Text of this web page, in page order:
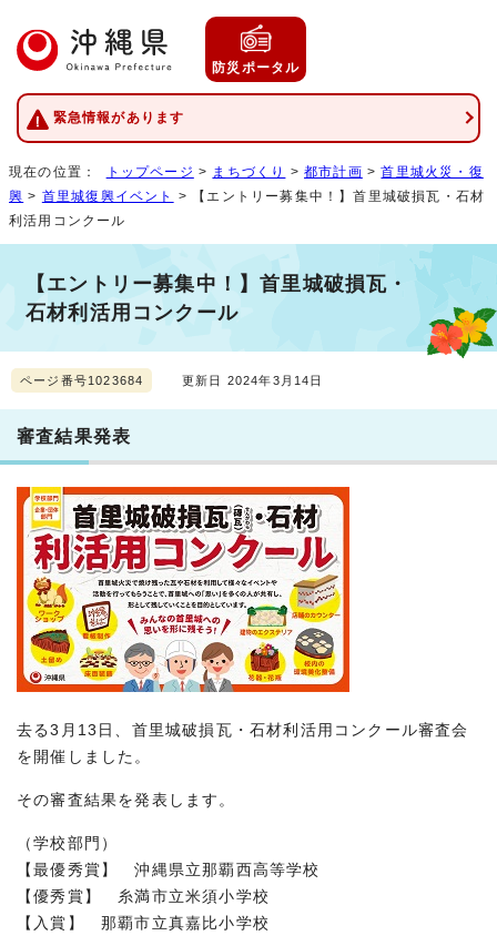
防災ポータル
緊急情報があります
現在の位置： トップページ > まちづくり >都市計画 >首里城火災・復
興 > 首里城復興イベント
> 【エントリー募集中！】首里城破損瓦・石材
利活用コンクール
【エントリー募集中！】首里城破損瓦・
石材利活用コンクール
ページ番号1023684 更新日 2024年3月14日
審査結果発表
去る3月13日、首里城破損瓦・石材利活用コンクール審査会
を開催しました。
その審査結果を発表します。
（学校部門）
【最優秀賞】 沖縄県立那覇西高等学校
【優秀賞】 糸満市立米須小学校
【入賞】 那覇市立真嘉比小学校